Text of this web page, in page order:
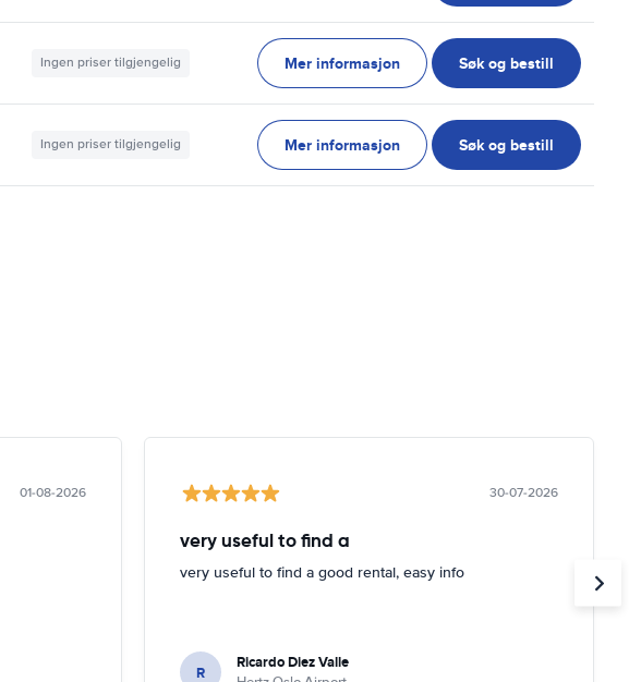
Ingen priser tilgjengelig Mer informasjon Søk og bestill
Ingen priser tilgjengelig Mer informasjon Søk og bestill
01-08-2026 30-07-2026
very useful to find a
very useful to find a good rental, easy info
R Ricardo Diez Valle